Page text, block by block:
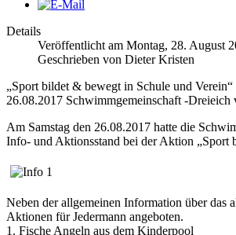
Details
Veröffentlicht am Montag, 28. August
Geschrieben von Dieter Kristen
„Sport bildet & bewegt in Schule und
26.08.2017 Schwimmgemeinschaft -Dreieich
Am Samstag den 26.08.2017 hatte die
Info- und Aktionsstand bei der Aktion „Sport
Neben der allgemeinen Information über das
Aktionen für Jedermann angeboten.
1. Fische Angeln aus dem Kinderpool